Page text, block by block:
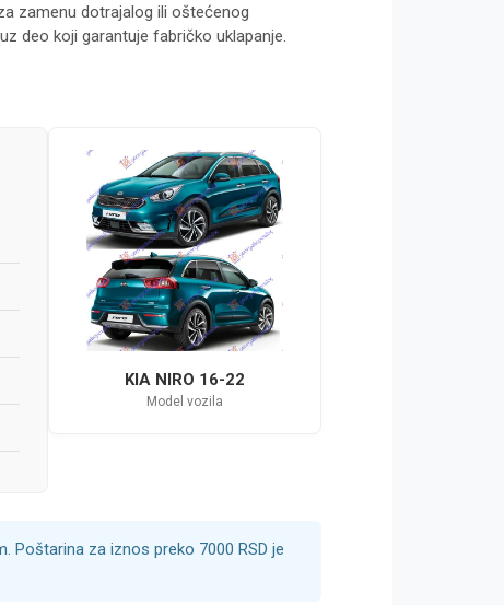
zamenu dotrajalog ili oštećenog
deo koji garantuje fabričko uklapanje.
KIA NIRO 16-22
Model vozila
Poštarina za iznos preko 7000 RSD je